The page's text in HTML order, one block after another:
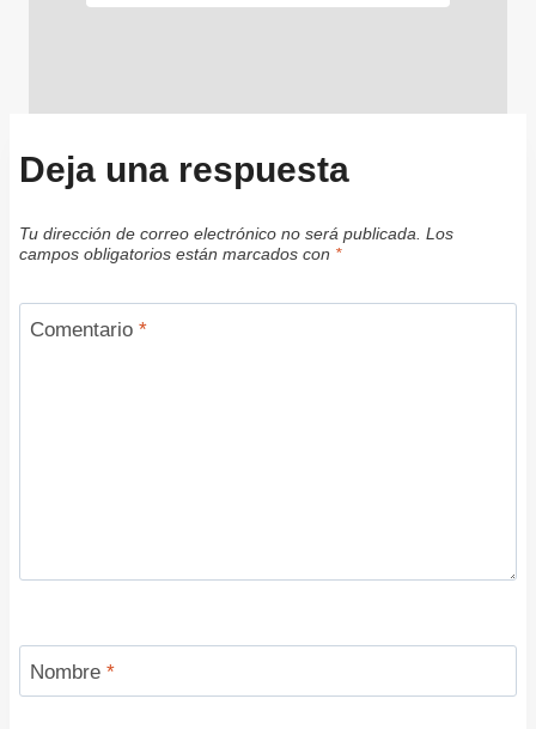
Deja una respuesta
Tu dirección de correo electrónico no será publicada. Los
campos obligatorios están marcados con *
Comentario *
Nombre *